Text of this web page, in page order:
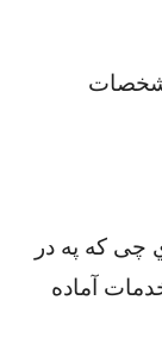
چی که په در
آماده